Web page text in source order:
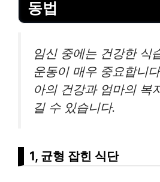
동법
임신 중에는 건강한 식
운동이 매우 중요합니
아의 건강과 엄마의 복
길 수 있습니다.
1, 균형 잡힌 식단